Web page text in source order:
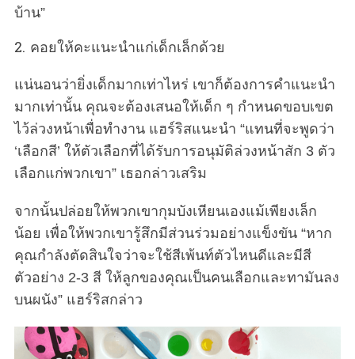
บ้าน”
2. คอยให้คะแนะนำแก่เด็กเล็กด้วย
แน่นอนว่ายิ่งเด็กมากเท่าไหร่ เขาก็ต้องการคำแนะนำ
มากเท่านั้น คุณจะต้องเสนอให้เด็ก ๆ กำหนดขอบเขต
ไว้ล่วงหน้าเพื่อทำงาน แฮร์ริสแนะนำ “แทนที่จะพูดว่า
‘เลือกสี’ ให้ตัวเลือกที่ได้รับการอนุมัติล่วงหน้าสัก 3 ตัว
เลือกแก่พวกเขา” เธอกล่าวเสริม
จากนั้นปล่อยให้พวกเขากุมบังเหียนเองแม้เพียงเล็ก
น้อย เพื่อให้พวกเขารู้สึกมีส่วนร่วมอย่างแข็งขัน “หาก
คุณกำลังตัดสินใจว่าจะใช้สีเพ้นท์ตัวไหนดีและมีสี
ตัวอย่าง 2-3 สี ให้ลูกของคุณเป็นคนเลือกและทามันลง
บนผนัง” แฮร์ริสกล่าว